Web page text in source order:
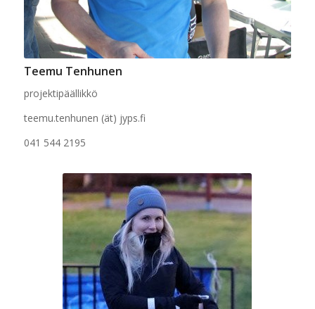
Teemu Tenhunen
projektipäällikkö
teemu.tenhunen (ät) jyps.fi
041 544 2195